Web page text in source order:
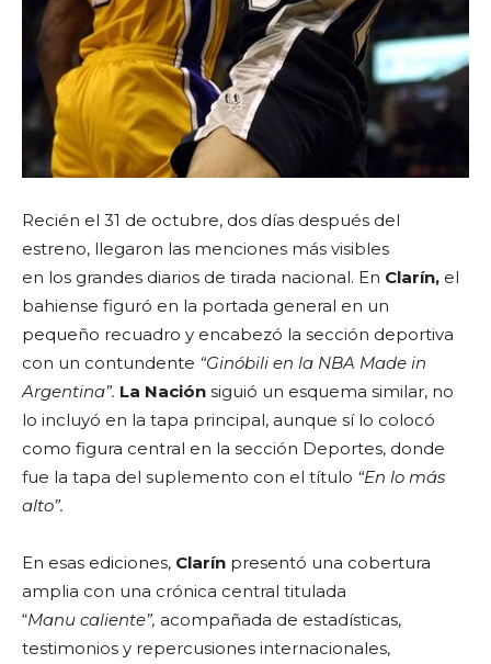
Recién el 31 de octubre, dos días después del
estreno, llegaron las menciones más visibles
en los grandes diarios de tirada nacional. En Clarín, el
bahiense figuró en la portada general en un
pequeño recuadro y encabezó la sección deportiva
con un contundente “Ginóbili en la NBA Made in
Argentina”. La Nación siguió un esquema similar, no
lo incluyó en la tapa principal, aunque sí lo colocó
como figura central en la sección Deportes, donde
fue la tapa del suplemento con el título “En lo más
alto”.
En esas ediciones, Clarín presentó una cobertura
amplia con una crónica central titulada
“Manu caliente”, acompañada de estadísticas,
testimonios y repercusiones internacionales,